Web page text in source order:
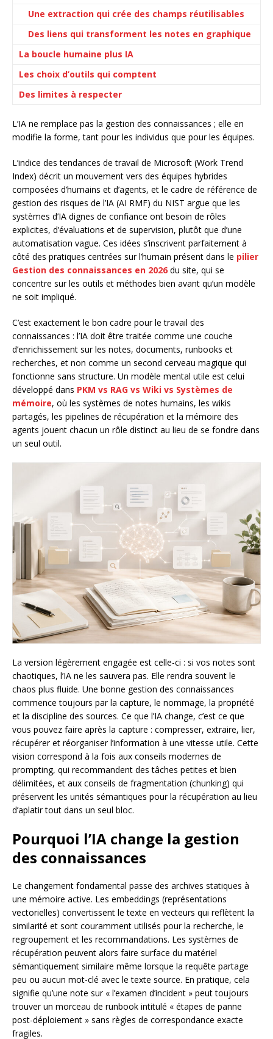
Une extraction qui crée des champs réutilisables
Des liens qui transforment les notes en graphique
La boucle humaine plus IA
Les choix d’outils qui comptent
Des limites à respecter
L’IA ne remplace pas la gestion des connaissances ; elle en
modifie la forme, tant pour les individus que pour les équipes.
L’indice des tendances de travail de Microsoft (Work Trend
Index) décrit un mouvement vers des équipes hybrides
composées d’humains et d’agents, et le cadre de référence de
gestion des risques de l’IA (AI RMF) du NIST argue que les
systèmes d’IA dignes de confiance ont besoin de rôles
explicites, d’évaluations et de supervision, plutôt que d’une
automatisation vague. Ces idées s’inscrivent parfaitement à
côté des pratiques centrées sur l’humain présent dans le pilier
Gestion des connaissances en 2026 du site, qui se
concentre sur les outils et méthodes bien avant qu’un modèle
ne soit impliqué.
C’est exactement le bon cadre pour le travail des
connaissances : l’IA doit être traitée comme une couche
d’enrichissement sur les notes, documents, runbooks et
recherches, et non comme un second cerveau magique qui
fonctionne sans structure. Un modèle mental utile est celui
développé dans PKM vs RAG vs Wiki vs Systèmes de
mémoire, où les systèmes de notes humains, les wikis
partagés, les pipelines de récupération et la mémoire des
agents jouent chacun un rôle distinct au lieu de se fondre dans
un seul outil.
La version légèrement engagée est celle-ci : si vos notes sont
chaotiques, l’IA ne les sauvera pas. Elle rendra souvent le
chaos plus fluide. Une bonne gestion des connaissances
commence toujours par la capture, le nommage, la propriété
et la discipline des sources. Ce que l’IA change, c’est ce que
vous pouvez faire après la capture : compresser, extraire, lier,
récupérer et réorganiser l’information à une vitesse utile. Cette
vision correspond à la fois aux conseils modernes de
prompting, qui recommandent des tâches petites et bien
délimitées, et aux conseils de fragmentation (chunking) qui
préservent les unités sémantiques pour la récupération au lieu
d’aplatir tout dans un seul bloc.
Pourquoi l’IA change la gestion
des connaissances
Le changement fondamental passe des archives statiques à
une mémoire active. Les embeddings (représentations
vectorielles) convertissent le texte en vecteurs qui reflètent la
similarité et sont couramment utilisés pour la recherche, le
regroupement et les recommandations. Les systèmes de
récupération peuvent alors faire surface du matériel
sémantiquement similaire même lorsque la requête partage
peu ou aucun mot-clé avec le texte source. En pratique, cela
signifie qu’une note sur « l’examen d’incident » peut toujours
trouver un morceau de runbook intitulé « étapes de panne
post-déploiement » sans règles de correspondance exacte
fragiles.